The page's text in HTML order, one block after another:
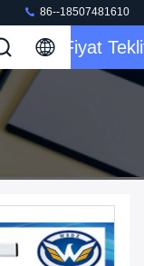
86--18507481610
Fiyat